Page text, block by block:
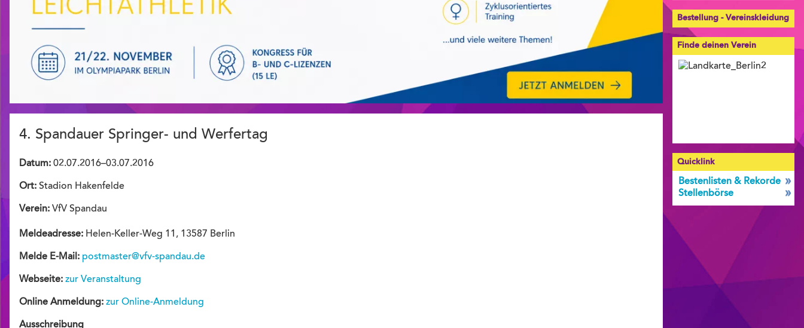
4. Spandauer Springer- und Werfertag
Datum: 02.07.2016–03.07.2016
Ort: Stadion Hakenfelde
Verein: VfV Spandau
Meldeadresse: Helen-Keller-Weg 11, 13587 Berlin
Melde E-Mail: postmaster@vfv-spandau.de
Webseite: zur Veranstaltung
Online Anmeldung: zur Online-Anmeldung
Ausschreibung
Bestellung - Vereinskleidung
Finde deinen Verein
Quicklink
Bestenlisten & Rekorde
Stellenbörse